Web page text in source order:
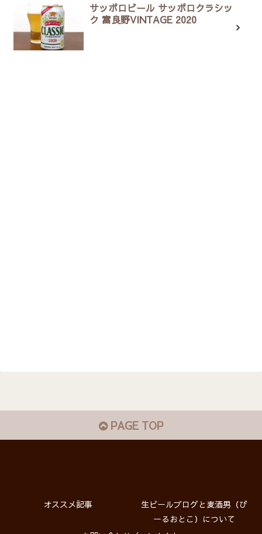
サッポロビール サッポロクラシッ
ク 富良野VINTAGE 2020
PAGE TOP
オススメ記事
生ビールブログと麦酒男（び
ーるおとこ）について